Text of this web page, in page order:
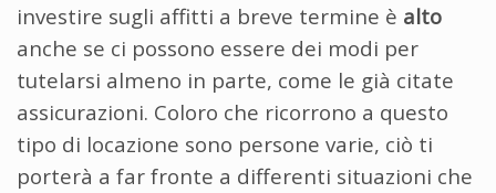
investire sugli affitti a breve termine è alto
anche se ci possono essere dei modi per
tutelarsi almeno in parte, come le già citate
assicurazioni. Coloro che ricorrono a questo
tipo di locazione sono persone varie, ciò ti
porterà a far fronte a differenti situazioni che